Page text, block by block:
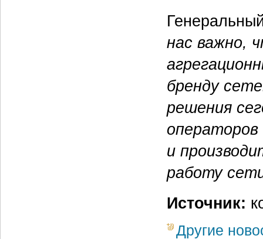
нас важно,
бренду
решения
и
работу
Источник:
Другие